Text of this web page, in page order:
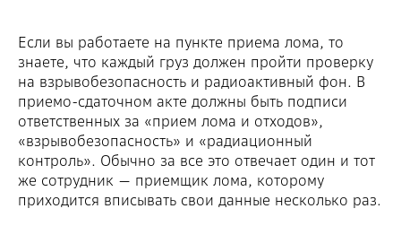
Если вы работаете на пункте приема лома, то
знаете, что каждый груз должен пройти проверку
на взрывобезопасность и радиоактивный фон. В
приемо-сдаточном акте должны быть подписи
ответственных за «прием лома и отходов»,
«взрывобезопасность» и «радиационный
контроль». Обычно за все это отвечает один и тот
же сотрудник — приемщик лома, которому
приходится вписывать свои данные несколько раз.